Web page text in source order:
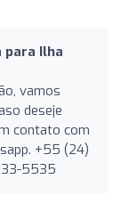
para Ilha
vamos
deseje
contato com
+55 (24)
5535